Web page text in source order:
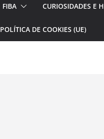
FIBA CURIOSIDADES E
POLÍTICA DE COOKIES (UE)